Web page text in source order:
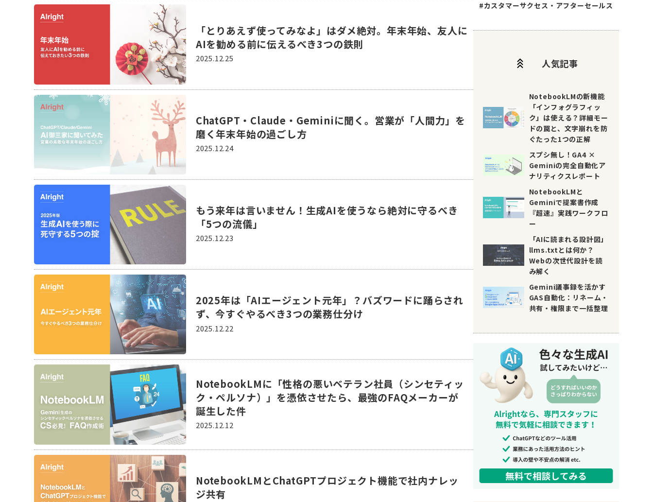
「とりあえず使ってみなよ」はダメ絶対。年末年始、友人に
AIを勧める前に伝えるべき3つの鉄則
2025.12.25
ChatGPT・Claude・Geminiに聞く。営業が「人間力」を
磨く年末年始の過ごし方
2025.12.24
もう来年は言いません！生成AIを使うなら絶対に守るべき
「5つの流儀」
2025.12.23
2025年は「AIエージェント元年」？バズワードに踊らされ
ず、今すぐやるべき3つの業務仕分け
2025.12.22
NotebookLMに「性格の悪いベテラン社員（シンセティッ
ク・ペルソナ）」を憑依させたら、最強のFAQメーカーが
誕生した件
2025.12.12
NotebookLMとChatGPTプロジェクト機能で社内ナレッ
ジ共有
#カスタマーサクセス・アフターセールス
stat_3 人気記事
NotebookLMの新機能
「インフォグラフィッ
ク」は使える？詳細モー
ドの罠と、文字崩れを防
ぐたった1つの正解
スプシ無し！GA4 ×
Geminiの完全自動化ア
ナリティクスレポート
NotebookLMと
Geminiで提案書作成
『超速』実践ワークフロ
ー
「AIに読まれる設計図」
llms.txtとは何か？
Webの次世代設計を読
み解く
Gemini議事録を活かす
GAS自動化：リネーム・
共有・権限まで一括整理